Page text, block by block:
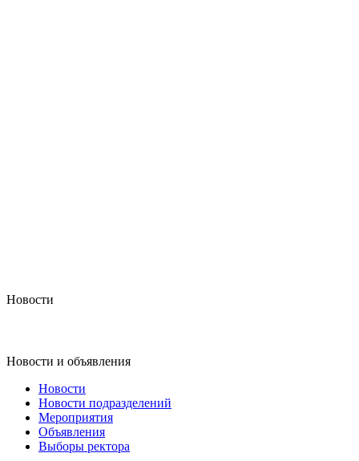
Новости
Новости и объявления
Новости
Новости подразделений
Мероприятия
Объявления
Выборы ректора